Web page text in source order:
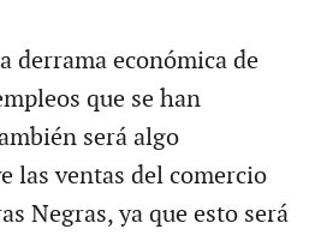
derrama económica de
que se han
será algo
las ventas del comercio
Negras, ya que esto será